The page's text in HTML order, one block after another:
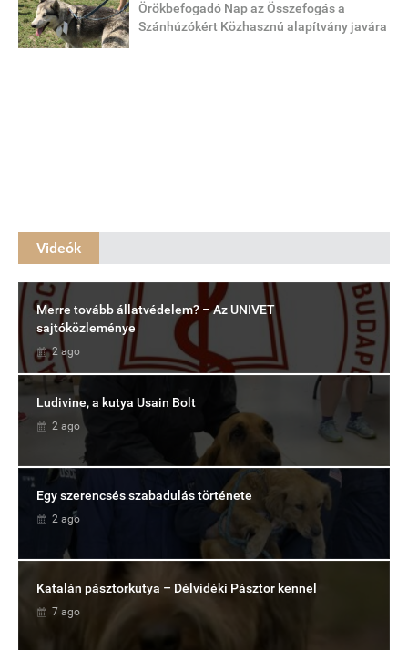
Örökbefogadó Nap az Összefogás a
Szánhúzókért Közhasznú alapítvány javára
Videók
Merre tovább állatvédelem? – Az UNIVET
sajtóközleménye
2 ago
Ludivine, a kutya Usain Bolt
2 ago
Egy szerencsés szabadulás története
2 ago
Katalán pásztorkutya – Délvidéki Pásztor kennel
7 ago